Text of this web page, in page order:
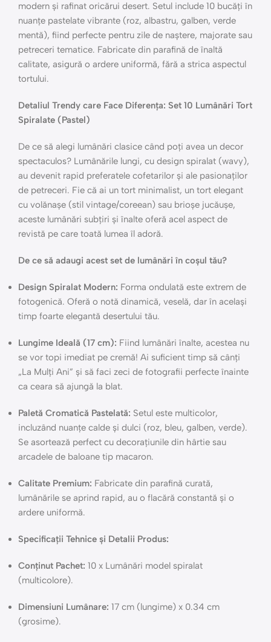
modern și rafinat oricărui desert. Setul include 10 bucăți în
nuanțe pastelate vibrante (roz, albastru, galben, verde
mentă), fiind perfecte pentru zile de naștere, majorate sau
petreceri tematice. Fabricate din parafină de înaltă
calitate, asigură o ardere uniformă, fără a strica aspectul
tortului.
Detaliul Trendy care Face Diferența: Set 10 Lumânări Tort
Spiralate (Pastel)
De ce să alegi lumânări clasice când poți avea un decor
spectaculos? Lumânările lungi, cu design spiralat (wavy),
au devenit rapid preferatele cofetarilor și ale pasionaților
de petreceri. Fie că ai un tort minimalist, un tort elegant
cu volănașe (stil vintage/coreean) sau brioșe jucăușe,
aceste lumânări subțiri și înalte oferă acel aspect de
revistă pe care toată lumea îl adoră.
De ce să adaugi acest set de lumânări în coșul tău?
Design Spiralat Modern: Forma ondulată este extrem de
fotogenică. Oferă o notă dinamică, veselă, dar în același
timp foarte elegantă desertului tău.
Lungime Ideală (17 cm): Fiind lumânări înalte, acestea nu
se vor topi imediat pe cremă! Ai suficient timp să cânți
„La Mulți Ani” și să faci zeci de fotografii perfecte înainte
ca ceara să ajungă la blat.
Paletă Cromatică Pastelată: Setul este multicolor,
incluzând nuanțe calde și dulci (roz, bleu, galben, verde).
Se asortează perfect cu decorațiunile din hârtie sau
arcadele de baloane tip macaron.
Calitate Premium: Fabricate din parafină curată,
lumânările se aprind rapid, au o flacără constantă și o
ardere uniformă.
Specificații Tehnice și Detalii Produs:
Conținut Pachet: 10 x Lumânări model spiralat
(multicolore).
Dimensiuni Lumânare: 17 cm (lungime) x 0.34 cm
(grosime).